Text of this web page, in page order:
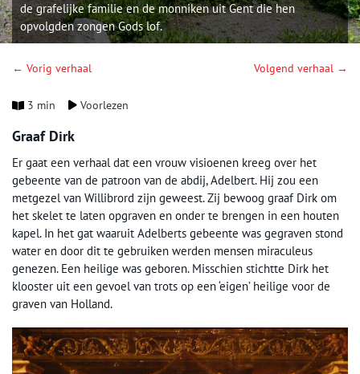
de grafelijke familie en de monniken uit Gent die hen
opvolgden zongen Gods lof.
← Vorig verhaal Volgend verhaal →
3 min Voorlezen
Graaf Dirk
Er gaat een verhaal dat een vrouw visioenen kreeg over het
gebeente van de patroon van de abdij, Adelbert. Hij zou een
metgezel van Willibrord zijn geweest. Zij bewoog graaf Dirk om
het skelet te laten opgraven en onder te brengen in een houten
kapel. In het gat waaruit Adelberts gebeente was gegraven stond
water en door dit te gebruiken werden mensen miraculeus
genezen. Een heilige was geboren. Misschien stichtte Dirk het
klooster uit een gevoel van trots op een ‘eigen’ heilige voor de
graven van Holland.